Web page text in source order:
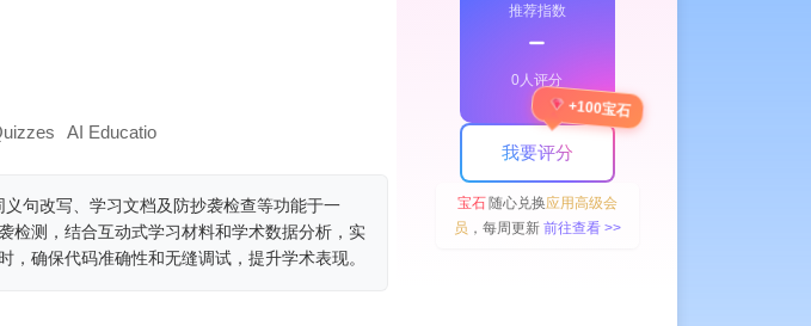
AI Education Assistant Paraphraser Papers Report Writing
句改写、学习文档及防抄袭检查等功能于一
检测，结合互动式学习材料和学术数据分析，实
确保代码准确性和无缝调试，提升学术表现。
推荐指数
﹣
0人评分
我要评分
+100宝石
宝石随心兑换应用高级会
员 ，每周更新 前往查看 >>